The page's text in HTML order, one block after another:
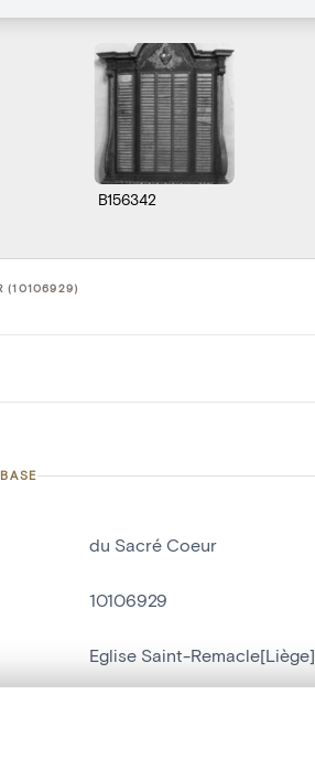
B156342
(10106929)
du Sacré Coeur
10106929
Eglise Saint-Remacle[Liège]